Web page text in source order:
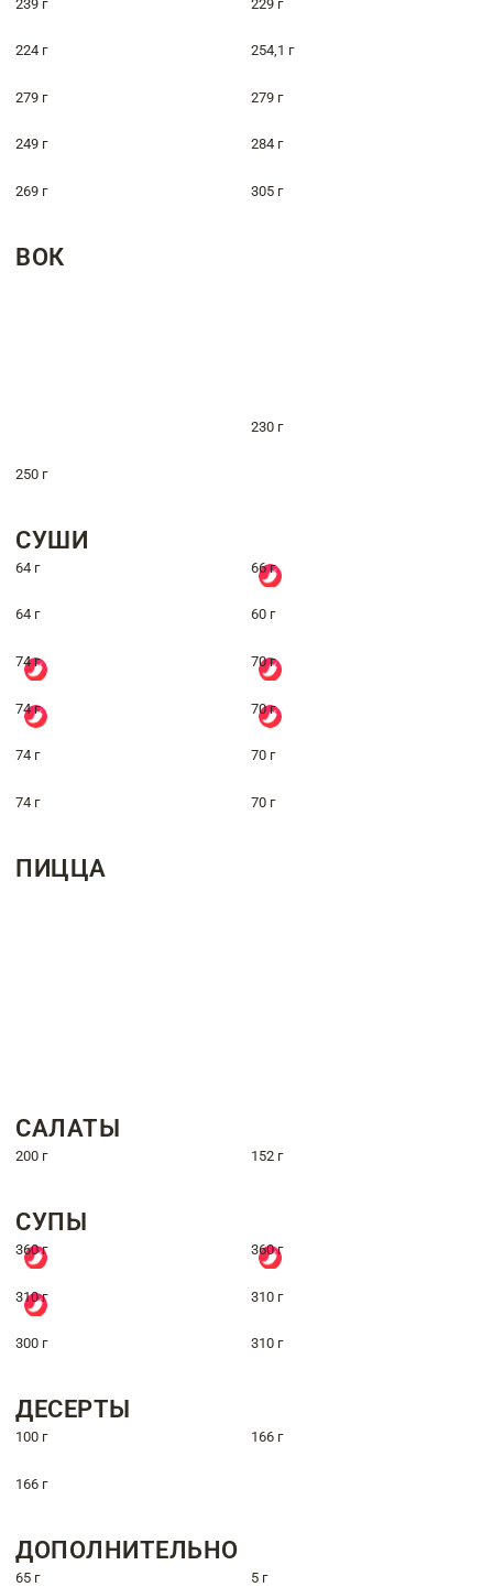
239 г 229 г
224 г 254,1 г
279 г 279 г
249 г 284 г
269 г 305 г
ВОК
230 г
250 г
СУШИ
64 г 66 г
64 г 60 г
74 г 70 г
74 г 70 г
74 г 70 г
74 г 70 г
ПИЦЦА
САЛАТЫ
200 г 152 г
СУПЫ
360 г 360 г
310 г 310 г
300 г 310 г
ДЕСЕРТЫ
100 г 166 г
166 г
ДОПОЛНИТЕЛЬНО
65 г 5 г